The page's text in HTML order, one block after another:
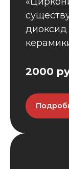
2000